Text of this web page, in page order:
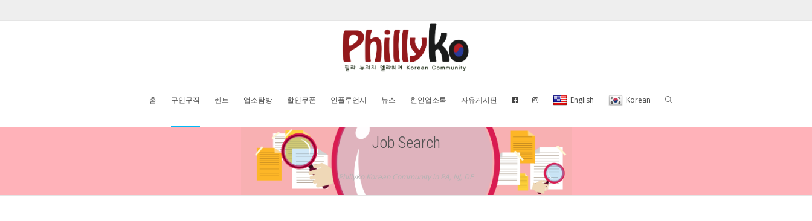
홈 구인구직 렌트 업소탐방 할인쿠폰 인플루언서 뉴스 한인업소록 자유게시판 English Korean
Job Search
PhillyKo Korean Community in PA, NJ, DE